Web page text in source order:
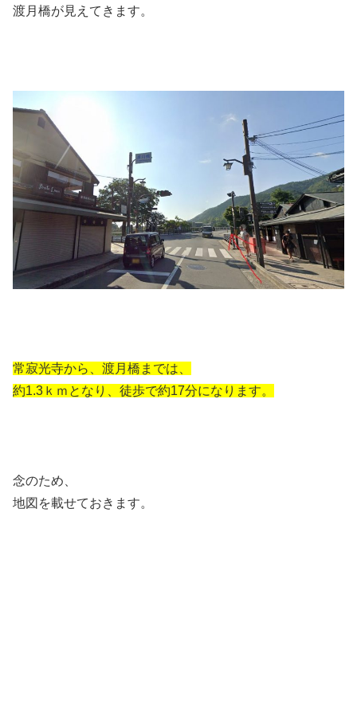
渡月橋が見えてきます。
常寂光寺から、渡月橋までは、
約1.3ｋｍとなり、徒歩で約17分になります。
念のため、
地図を載せておきます。